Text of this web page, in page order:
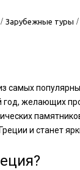
/ Зарубежные туры /
самых
желающих
и станет